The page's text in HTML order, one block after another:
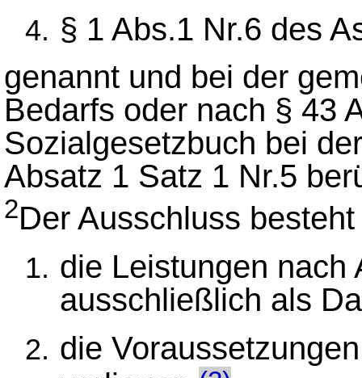
§ 1 Abs.1 Nr.6 des
genannt und bei der
Bedarfs oder nach § 43
Sozialgesetzbuch bei
Absatz 1 Satz 1 Nr.5
2Der Ausschluss
die Leistungen nach
ausschließlich als
die